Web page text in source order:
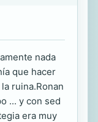
nada
que hacer
ruina.Ronan
... y con sed
era muy